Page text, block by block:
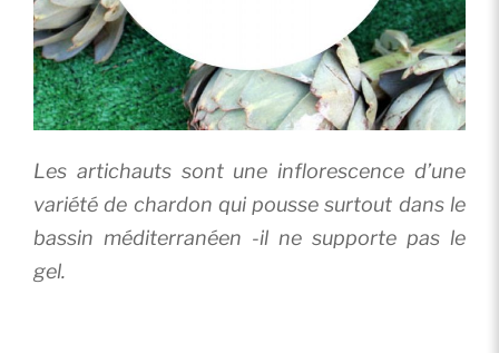
Les artichauts sont une inflorescence d’une
variété de chardon qui pousse surtout dans le
bassin méditerranéen -il ne supporte pas le
gel.